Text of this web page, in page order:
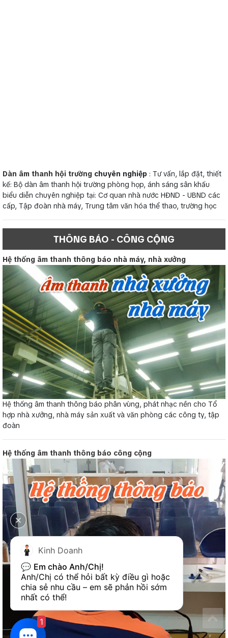
Dàn âm thanh hội trường chuyên nghiệp : Tư vấn, lắp đặt, thiết
kế: Bộ dàn âm thanh hội trường phòng họp, ánh sáng sân khấu
biểu diễn chuyên nghiệp tại: Cơ quan nhà nước HĐND - UBND các
cấp, Tập đoàn nhà máy, Trung tâm văn hóa thể thao, trường học
THÔNG BÁO - CÔNG CỘNG
Hệ thống âm thanh thông báo nhà máy, nhà xưởng
Hệ thống âm thanh thông báo phân vùng, phát nhạc nền cho Tổ
hợp nhà xưởng, nhà máy sản xuất và văn phòng các công ty, tập
đoàn
Hệ thống âm thanh thông báo công cộng
Kinh Doanh
💬 Em chào Anh/Chị!
Anh/Chị có thể hỏi bất kỳ điều gì hoặc
chia sẻ nhu cầu – em sẽ phản hồi sớm
nhất có thể!
1